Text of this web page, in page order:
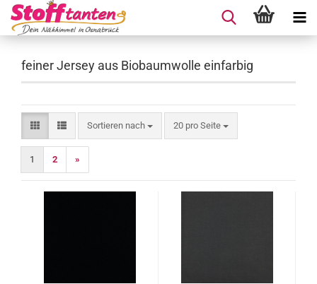
feiner Jersey aus Biobaumwolle einfarbig
Sortieren nach
Sortieren nach 20 pro Seite
pro Seite
1 2 »